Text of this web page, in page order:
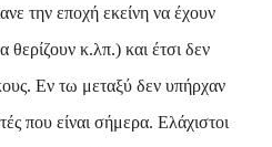
την εποχή εκείνη να έχουν
θερίζουν κ.λπ.) και έτσι δεν
Eν τω μεταξύ δεν υπήρχαν
που είναι σήμερα. Eλάχιστοι